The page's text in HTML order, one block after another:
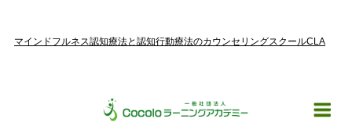
マインドフルネス認知療法と認知行動療法のカウンセリングスクールCLA